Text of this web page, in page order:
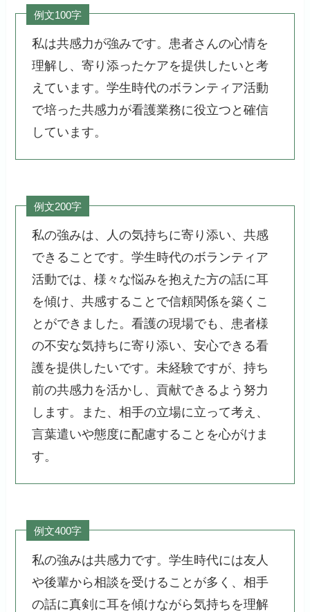
例文100字
私は共感力が強みです。患者さんの心情を
理解し、寄り添ったケアを提供したいと考
えています。学生時代のボランティア活動
で培った共感力が看護業務に役立つと確信
しています。
例文200字
私の強みは、人の気持ちに寄り添い、共感
できることです。学生時代のボランティア
活動では、様々な悩みを抱えた方の話に耳
を傾け、共感することで信頼関係を築くこ
とができました。看護の現場でも、患者様
の不安な気持ちに寄り添い、安心できる看
護を提供したいです。未経験ですが、持ち
前の共感力を活かし、貢献できるよう努力
します。また、相手の立場に立って考え、
言葉遣いや態度に配慮することを心がけま
す。
例文400字
私の強みは共感力です。学生時代には友人
や後輩から相談を受けることが多く、相手
の話に真剣に耳を傾けながら気持ちを理解